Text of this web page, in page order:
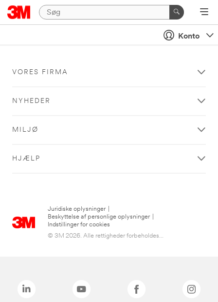
Konto
VORES FIRMA
NYHEDER
MILJØ
HJÆLP
Juridiske oplysninger
Beskyttelse af personlige oplysninger
Indstillinger for cookies
© 3M 2026. Alle rettigheder forbeholdes...